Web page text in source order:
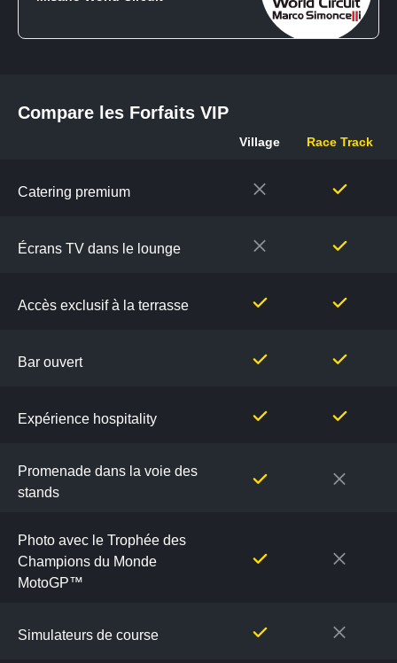
Compare les Forfaits VIP
Village Race Track
Catering premium
Écrans TV dans le lounge
Accès exclusif à la terrasse
Bar ouvert
Expérience hospitality
Promenade dans la voie des
stands
Photo avec le Trophée des
Champions du Monde
MotoGP™
Simulateurs de course